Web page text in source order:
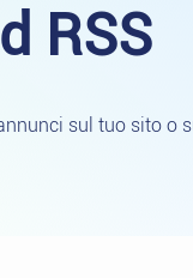
RSS
sul tuo sito o